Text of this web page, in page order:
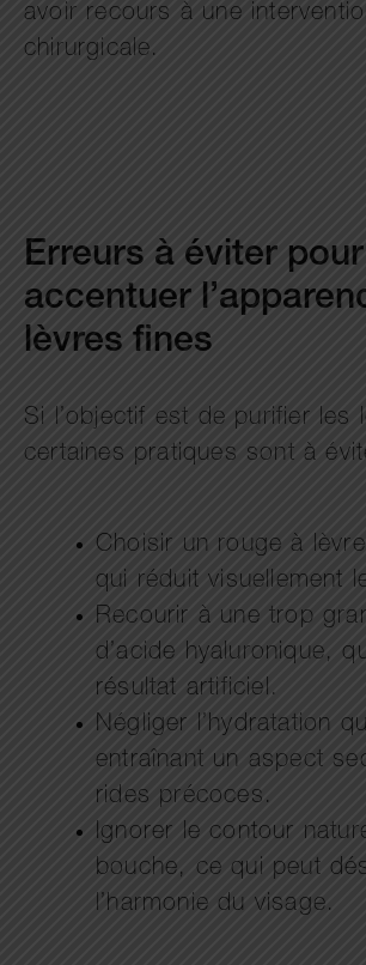
avoir recours à une
chirurgicale.
Erreurs à éviter
accentuer
lèvres fines
Si l’objectif est de purifier les
certaines pratiques sont à
Choisir un rouge à
qui réduit visuellement
Recourir à une trop
d’acide hyaluronique,
résultat artificiel.
Négliger l’hydratation
entraînant un aspect
rides précoces.
Ignorer le contour
bouche, ce qui peut
l’harmonie du visage.